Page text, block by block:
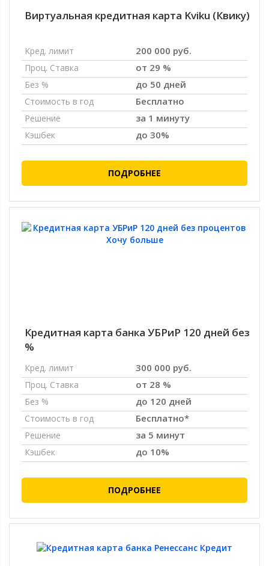
Виртуальная кредитная карта Kviku (Квику)
Кред. лимит 200 000 руб.
Проц. Ставка от 29 %
Без % до 50 дней
Стоимость в год Бесплатно
Решение за 1 минуту
Кэшбек до 30%
ПОДРОБНЕЕ
Кредитная карта банка УБРиР 120 дней без
%
Кред. лимит 300 000 руб.
Проц. Ставка от 28 %
Без % до 120 дней
Стоимость в год Бесплатно*
Решение за 5 минут
Кэшбек до 10%
ПОДРОБНЕЕ